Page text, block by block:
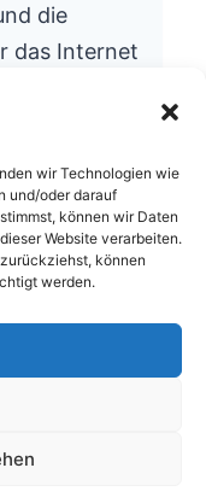
wir Technologien wie
und/oder darauf
können wir Daten
Website verarbeiten.
können
werden.
die
das Internet
Gründen